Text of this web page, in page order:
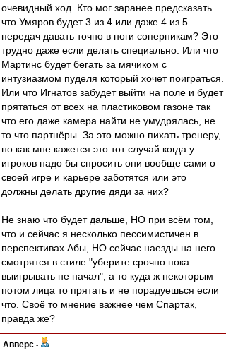
очевидный ход. Кто мог заранее предсказать
что Умяров будет 3 из 4 или даже 4 из 5
передач давать точно в ноги соперникам? Это
трудно даже если делать специально. Или что
Мартинс будет бегать за мячиком с
интузиазмом пуделя который хочет поиграться.
Или что Игнатов забудет выйти на поле и будет
прятаться от всех на пластиковом газоне так
что его даже камера найти не умудрялась, не
то что партнёры. За это можно пихать тренеру,
но как мне кажется это тот случай когда у
игроков надо бы спросить они вообще сами о
своей игре и карьере заботятся или это
должны делать другие дяди за них?
Не знаю что будет дальше, НО при всём том,
что и сейчас я несколько пессимистичен в
перспективах Абы, НО сейчас наезды на него
смотрятся в стиле "уберите срочно пока
выигрывать не начал", а то куда ж некоторым
потом лица то прятать и не порадуешься если
что. Своё то мнение важнее чем Спартак,
правда же?
Авверс -